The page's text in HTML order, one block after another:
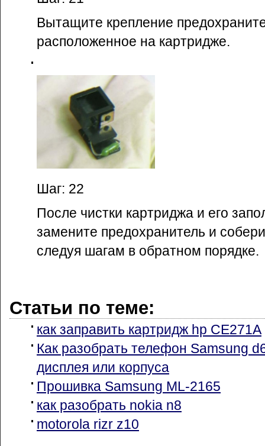
Вытащите крепление
расположенное на картридже.
Шаг: 22
После чистки картриджа и его
замените предохранитель и
следуя шагам в обратном порядке.
Статьи по теме:
как заправить картридж hp CE271A
Как разобрать телефон Samsung
дисплея или корпуса
Прошивка Samsung ML-2165
как разобрать nokia n8
motorola rizr z10